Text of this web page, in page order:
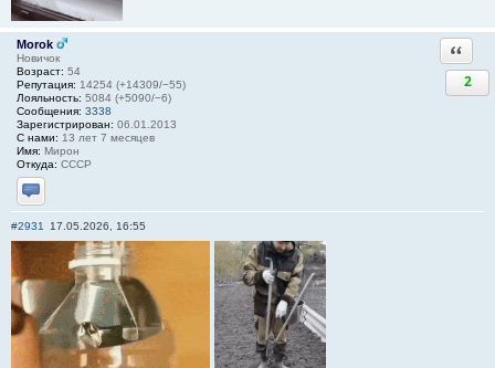
Morok
Новичок
Возраст: 54
Репутация: 14254 (+14309/−55)
Лояльность: 5084 (+5090/−6)
Сообщения: 3338
Зарегистрирован: 06.01.2013
С нами: 13 лет 7 месяцев
Имя: Мирон
Откуда: СССР
Отправить личное сообщение
2
#2931 17.05.2026, 16:55